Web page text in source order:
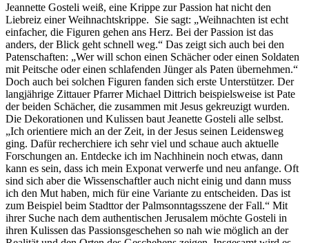
Jeannette Gosteli weiß, eine Krippe zur Passion hat nicht den
Liebreiz einer Weihnachtskrippe. Sie sagt: „Weihnachten ist echt
einfacher, die Figuren gehen ans Herz. Bei der Passion ist das
anders, der Blick geht schnell weg.“ Das zeigt sich auch bei den
Patenschaften: „Wer will schon einen Schächer oder einen Soldaten
mit Peitsche oder einen schlafenden Jünger als Paten übernehmen.“
Doch auch bei solchen Figuren fanden sich erste Unterstützer. Der
langjährige Zittauer Pfarrer Michael Dittrich beispielsweise ist Pate
der beiden Schächer, die zusammen mit Jesus gekreuzigt wurden.
Die Dekorationen und Kulissen baut Jeanette Gosteli alle selbst.
„Ich orientiere mich an der Zeit, in der Jesus seinen Leidensweg
ging. Dafür recherchiere ich sehr viel und schaue auch aktuelle
Forschungen an. Entdecke ich im Nachhinein noch etwas, dann
kann es sein, dass ich mein Exponat verwerfe und neu anfange. Oft
sind sich aber die Wissenschaftler auch nicht einig und dann muss
ich den Mut haben, mich für eine Variante zu entscheiden. Das ist
zum Beispiel beim Stadttor der Palmsonntagsszene der Fall.“ Mit
ihrer Suche nach dem authentischen Jerusalem möchte Gosteli in
ihren Kulissen das Passionsgeschehen so nah wie möglich an der